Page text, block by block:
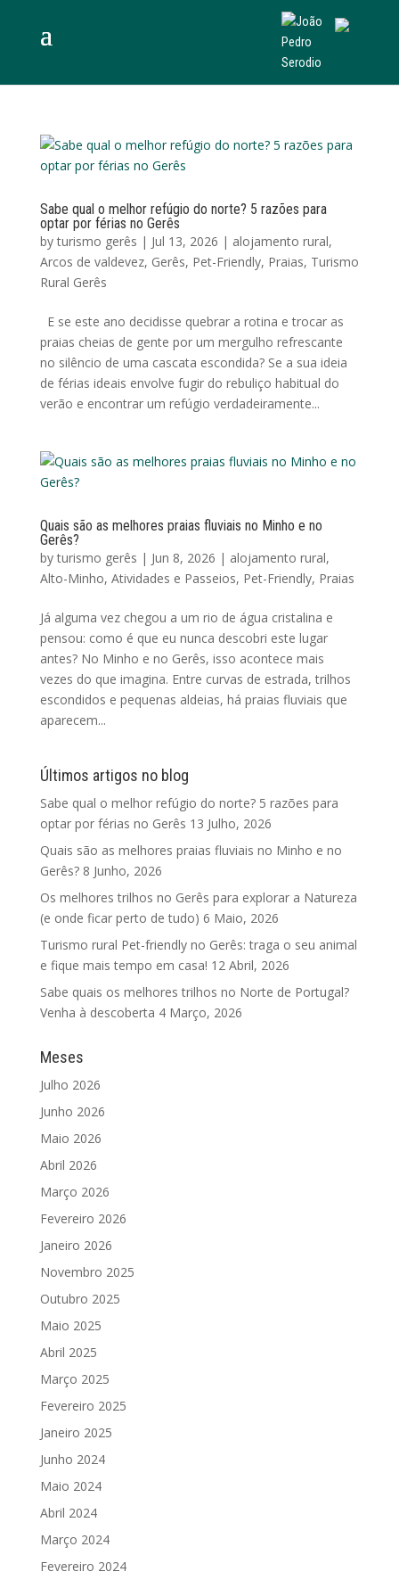
Sabe qual o melhor refúgio do norte? 5 razões para
optar por férias no Gerês
byturismo gerês | Jul 13, 2026 | alojamento rural,
Arcos de valdevez, Gerês, Pet-Friendly, Praias, Turismo
Rural Gerês
E se este ano decidisse quebrar a rotina e trocar as
praias cheias de gente por um mergulho refrescante
no silêncio de uma cascata escondida? Se a sua ideia
de férias ideais envolve fugir do rebuliço habitual do
verão e encontrar um refúgio verdadeiramente...
Quais são as melhores praias fluviais no Minho e no
Gerês?
byturismo gerês | Jun 8, 2026 | alojamento rural,
Alto-Minho, Atividades e Passeios, Pet-Friendly, Praias
Já alguma vez chegou a um rio de água cristalina e
pensou: como é que eu nunca descobri este lugar
antes? No Minho e no Gerês, isso acontece mais
vezes do que imagina. Entre curvas de estrada, trilhos
escondidos e pequenas aldeias, há praias fluviais que
aparecem...
Últimos artigos no blog
Sabe qual o melhor refúgio do norte? 5 razões para
optar por férias no Gerês 13 Julho, 2026
Quais são as melhores praias fluviais no Minho e no
Gerês? 8 Junho, 2026
Os melhores trilhos no Gerês para explorar a Natureza
(e onde ficar perto de tudo) 6 Maio, 2026
Turismo rural Pet-friendly no Gerês: traga o seu animal
e fique mais tempo em casa! 12 Abril, 2026
Sabe quais os melhores trilhos no Norte de Portugal?
Venha à descoberta 4 Março, 2026
Meses
Julho 2026
Junho 2026
Maio 2026
Abril 2026
Março 2026
Fevereiro 2026
Janeiro 2026
Novembro 2025
Outubro 2025
Maio 2025
Abril 2025
Março 2025
Fevereiro 2025
Janeiro 2025
Junho 2024
Maio 2024
Abril 2024
Março 2024
Fevereiro 2024